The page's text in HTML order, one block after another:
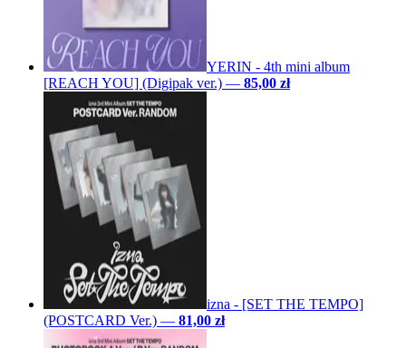
YERIN - 4th mini album
[REACH YOU] (Digipak ver.) — 85,00 zł
izna - [SET THE TEMPO]
(POSTCARD Ver.) — 81,00 zł